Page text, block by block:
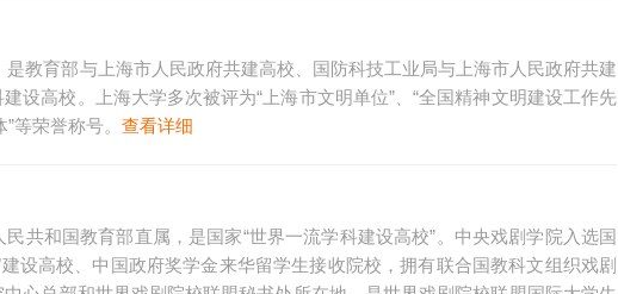
是教育部与上海市人民政府共建高校、国防科技工业局与上海市人民政府共建
设高校。上海大学多次被评为“上海市文明单位”、“全国精神文明建设工作先
等荣誉称号。 查看详细
共和国教育部直属，是国家“世界一流学科建设高校”。中央戏剧学院入选国
设高校、中国政府奖学金来华留学生接收院校，拥有联合国教科文组织戏剧